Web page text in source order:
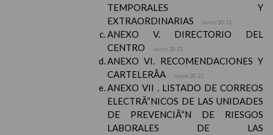
TEMPORALES Y
EXTRAORDINARIAS
curso 20-21
ANEXO V. DIRECTORIO DEL
CENTRO
curso 20-21
ANEXO VI. RECOMENDACIONES Y
CARTELERÃA
curso 20-21
ANEXO VII . LISTADO DE CORREOS
ELECTRÃ“NICOS DE LAS UNIDADES
DE PREVENCIÃ“N DE RIESGOS
LABORALES DE LAS